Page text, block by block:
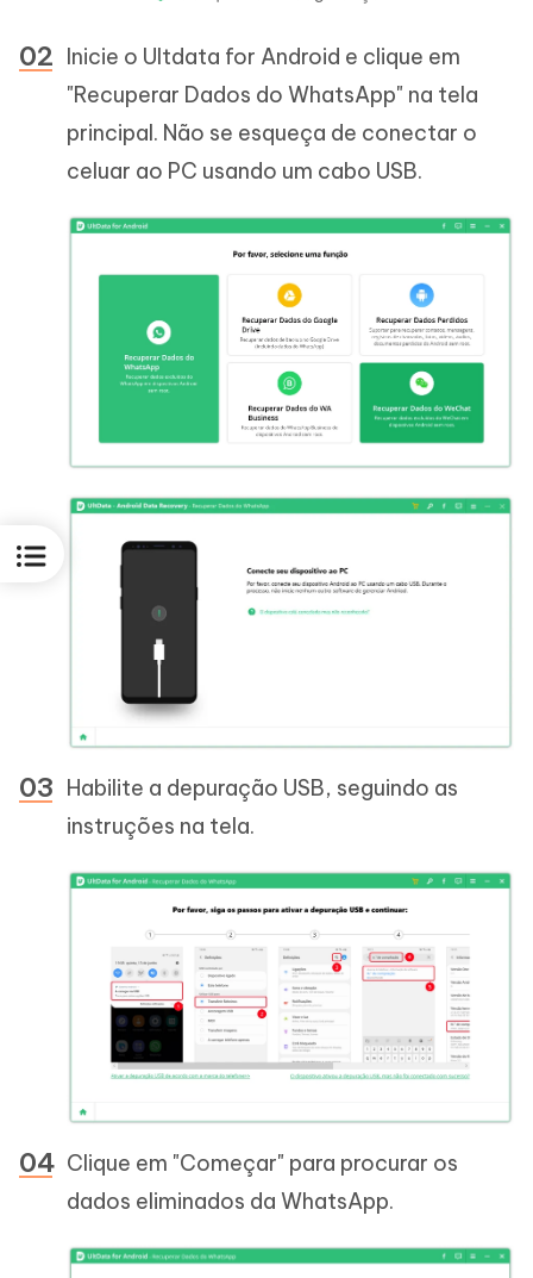
Inicie o Ultdata for Android e clique em
"Recuperar Dados do WhatsApp" na tela
principal. Não se esqueça de conectar o
celuar ao PC usando um cabo USB.
Habilite a depuração USB, seguindo as
instruções na tela.
Clique em "Começar" para procurar os
dados eliminados da WhatsApp.